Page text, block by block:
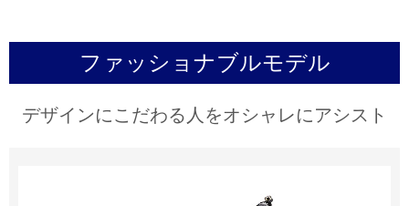
ファッショナブルモデル
デザインにこだわる人をオシャレにアシスト